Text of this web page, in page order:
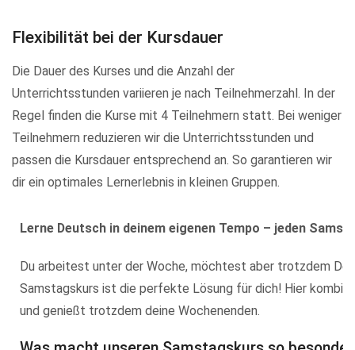
Flexibilität bei der Kursdauer
Die Dauer des Kurses und die Anzahl der
Unterrichtsstunden variieren je nach Teilnehmerzahl. In der
Regel finden die Kurse mit 4 Teilnehmern statt. Bei weniger
Teilnehmern reduzieren wir die Unterrichtsstunden und
passen die Kursdauer entsprechend an. So garantieren wir
dir ein optimales Lernerlebnis in kleinen Gruppen.
Lerne Deutsch in deinem eigenen Tempo – jeden
Du arbeitest unter der Woche, möchtest aber trotzdem
Samstagskurs ist die perfekte Lösung für dich! Hier
und genießt trotzdem deine Wochenenden.